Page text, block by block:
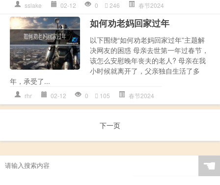
sslake 02-12 0 246 春节2024
如何劝老妈回家过年
以下围绕“如何劝老妈回家过年”主题解
决网友的困惑 母亲去世第一年过春节，
该怎么安慰晚年丧夫的老人? 母亲在我
小时候就离开了，父亲独自生活了多
年，承受了...
rhr 02-12 0 105 春节2024
下一页
☚